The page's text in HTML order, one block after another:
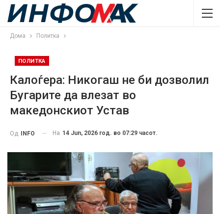
Дома Политка
ПОЛИТКА
Калоѓера: Никогаш не би дозволил
Бугарите да влезат во
македонскиот Устав
Од INFO На 14 Jun, 2026 год. во 07:29 часот.